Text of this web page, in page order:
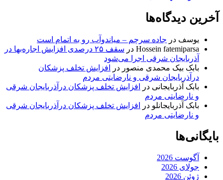
آخرین دیدگاه‌ها
یوسف در جاده سرچم – میاندوآب رو به اتمام است
Hossein fatemiparsa در
سقف ۲۵ درصدی افزایش اجاره‌بها در
آذربایجان شرقی اجرا می‌شود
بابک بیک محمدی منصور در
افزایش تخلف پزشکان
درآذربایجان شرقی و نارضایتی مردم
بابک آذربایجانی در
افزایش تخلف پزشکان درآذربایجان شرقی
و نارضایتی مردم
بابک آذربایجانلو در
افزایش تخلف پزشکان درآذربایجان شرقی
و نارضایتی مردم
بایگانی‌ها
آگوست 2026
جولای 2026
ژوئن 2026